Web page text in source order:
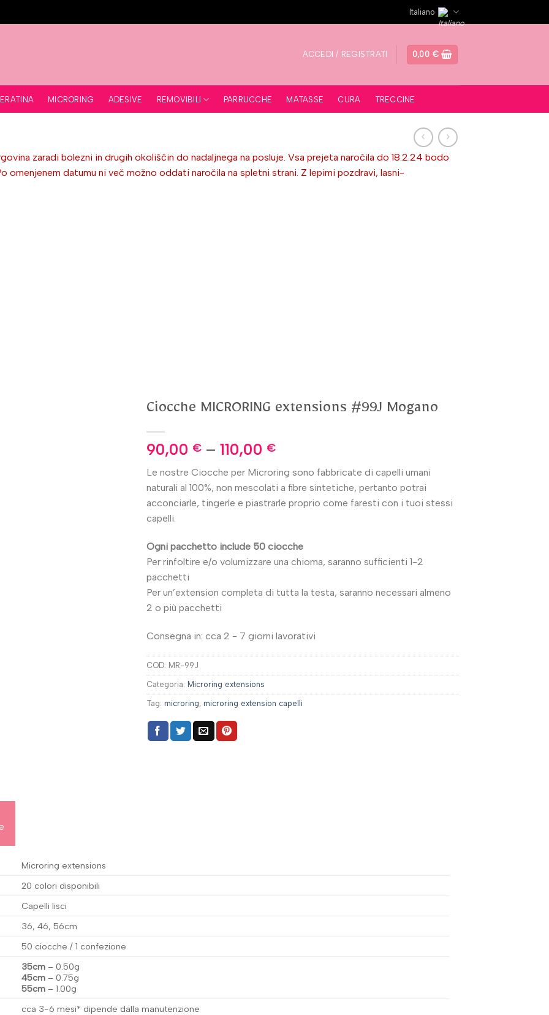
Italiano
ACCEDI / REGISTRATI 0,00 €
MICRORING ADESIVE REMOVIBILI PARRUCCHE MATASSE CURA TRECCINE
zaradi bolezni in drugih okoliščin do nadaljnega na posluje. Vsa prejeta naročila do 18.2.24 bodo
omenjenem datumu ni več možno oddati naročila na spletni strani. Z lepimi pozdravi, lasni-
Ciocche MICRORING extensions #99J Mogano
90,00 € – 110,00 €
Le nostre Ciocche per Microring sono fabbricate di capelli umani
naturali al 100%, non mescolati a fibre sintetiche, pertanto potrai
acconciarle, tingerle e piastrarle proprio come faresti con i tuoi stessi
capelli.
Ogni pacchetto include 50 ciocche
Per rinfoltire e/o volumizzare una chioma, saranno sufficienti 1-2
pacchetti
Per un’extension completa di tutta la testa, saranno necessari almeno
2 o più pacchetti
Consegna in: cca 2 - 7 giorni lavorativi
COD: MR-99J
Categoria: Microring extensions
Tag: microring, microring extension capelli
Microring extensions
20 colori disponibili
Capelli lisci
36, 46, 56cm
50 ciocche / 1 confezione
35cm – 0.50g
45cm – 0.75g
55cm –1.00g
cca 3-6 mesi* dipende dalla manutenzione